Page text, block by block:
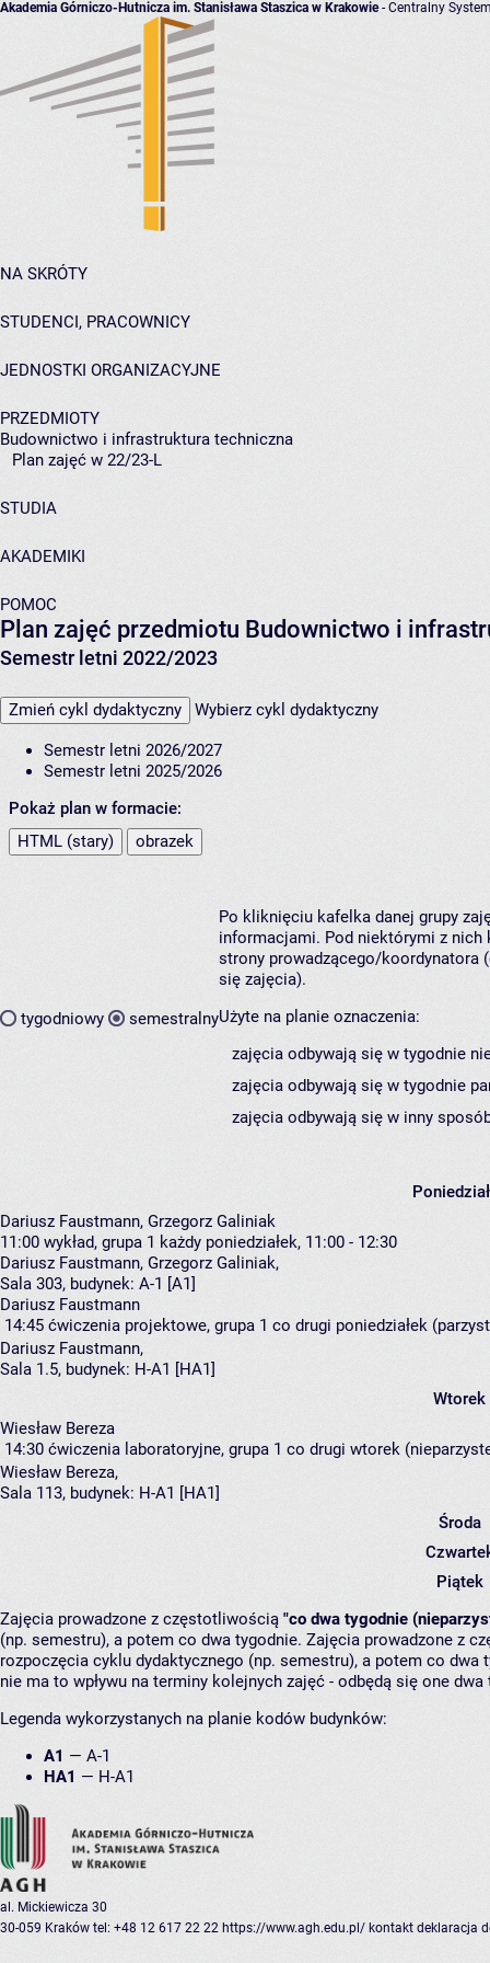
Akademia Górniczo-Hutnicza im. Stanisława Staszica w Krakowie- Centralny
NA SKRÓTY
STUDENCI, PRACOWNICY
JEDNOSTKI ORGANIZACYJNE
PRZEDMIOTY
Budownictwo i infrastruktura techniczna
Plan zajęć w 22/23-L
STUDIA
AKADEMIKI
POMOC
Plan zajęć przedmiotu Budownictwo i
Semestr letni 2022/2023
Zmień cykl dydaktyczny Wybierz cykl dydaktyczny
Semestr letni 2026/2027
Semestr letni 2025/2026
Pokaż plan w formacie:
HTML (stary)
obrazek
tygodniowy semestralny
Po kliknięciu kafelka danej grupy
informacjami. Pod niektórymi z nich
strony prowadzącego/koordynatora
się zajęcia).
Użyte na planie oznaczenia:
zajęcia odbywają się w tygodnie
zajęcia odbywają się w tygodnie
zajęcia odbywają się w inny
Dariusz Faustmann, Grzegorz Galiniak
11:00 wykład, grupa 1 każdy poniedziałek, 11:00 - 12:30
Dariusz Faustmann, Grzegorz Galiniak,
Sala 303, budynek: A-1 [A1]
Dariusz Faustmann
14:45 ćwiczenia projektowe, grupa 1 co drugi poniedziałek
Dariusz Faustmann,
Sala 1.5, budynek: H-A1 [HA1]
Wtorek
Wiesław Bereza
14:30 ćwiczenia laboratoryjne, grupa 1 co drugi wtorek
Wiesław Bereza,
Sala 113, budynek: H-A1 [HA1]
Środa
Piątek
Zajęcia prowadzone z częstotliwością "co dwa tygodnie
(np. semestru), a potem co dwa tygodnie. Zajęcia prowadzone z
rozpoczęcia cyklu dydaktycznego (np. semestru), a potem co
nie ma to wpływu na terminy kolejnych zajęć - odbędą się one
Legenda wykorzystanych na planie kodów budynków:
A1 — A-1
HA1 — H-A1
al. Mickiewicza 30
30-059 Kraków tel: +48 12 617 22 22 https://www.agh.edu.pl/ kontakt deklaracja